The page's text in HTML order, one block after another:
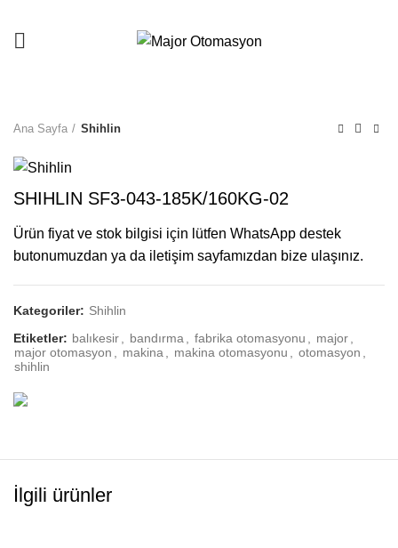
Ana Sayfa Shihlin
SHIHLIN SF3-043-185K/160KG-02
Ürün fiyat ve stok bilgisi için lütfen WhatsApp destek
butonumuzdan ya da iletişim sayfamızdan bize ulaşınız.
Kategoriler: Shihlin
Etiketler: balıkesir, bandırma, fabrika otomasyonu , major,
major otomasyon , makina, makina otomasyonu , otomasyon ,
shihlin
İlgili ürünler